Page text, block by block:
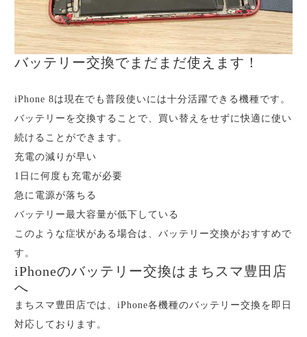
バッテリー交換でまだまだ使えます！
iPhone 8は現在でも普段使いには十分活躍できる機種です。
バッテリーを交換することで、買い替えをせずに快適に使い
続けることができます。
充電の減りが早い
1日に何度も充電が必要
急に電源が落ちる
バッテリー最大容量が低下している
このような症状がある場合は、バッテリー交換がおすすめで
す。
iPhoneのバッテリー交換はまちスマ豊田店
へ
まちスマ豊田店では、iPhone各機種のバッテリー交換を即日
対応しております。